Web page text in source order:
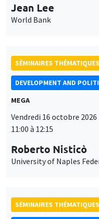
Jean Lee
World Bank
SÉMINAIRES THÉMATIQUES
DEVELOPMENT AND
MEGA
Vendredi 16 octobre 2026
11:00 à 12:15
Roberto Nisticò
University of Naples
SÉMINAIRES THÉMATIQUES